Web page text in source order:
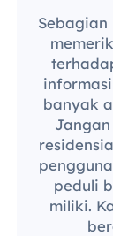
Sebagian
banyak
peduli
miliki.